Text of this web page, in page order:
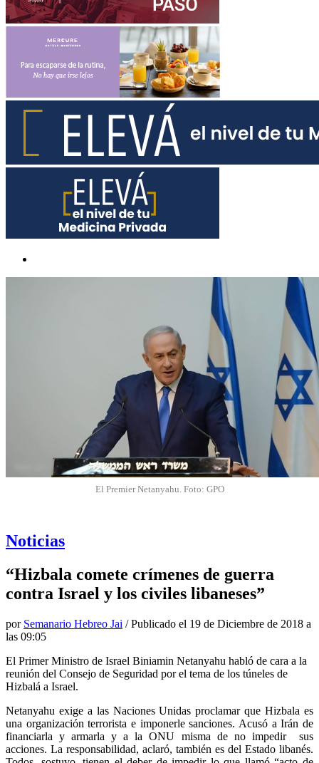
El Premier Netanyahu. Foto: GPO
Noticias
“Hizbala comete crímenes de guerra
contra Israel y los civiles libaneses”
por Semanario Hebreo Jai / Publicado el 19 de Diciembre de 2018 a
las 09:05
El Primer Ministro de Israel Biniamin Netanyahu habló de cara a la
reunión del Consejo de Seguridad por el tema de los túneles de
Hizbalá a Israel.
Netanyahu exige a las Naciones Unidas proclamar que Hizbala es
una organización terrorista e imponerle sanciones. Acusó a Irán de
financiarla y armarla y a la ONU misma de no impedir sus
acciones. La responsabilidad, aclaró, también es del Estado libanés.